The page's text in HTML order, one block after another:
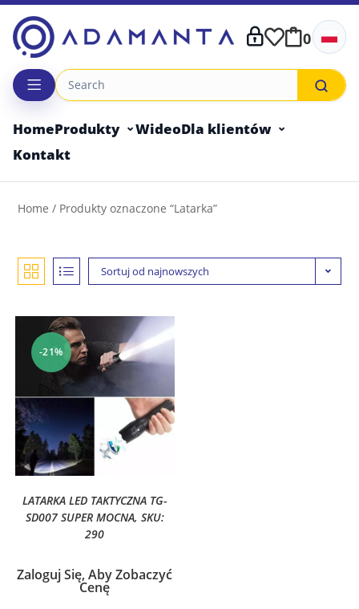
Skip
content
0
HomeProdukty WideoDla klientów
Kontakt
Home / Produkty oznaczone “Latarka”
Sortuj od najnowszych
-21%
LATARKA LED TAKTYCZNA TG-
SD007 SUPER MOCNA, SKU:
290
Zaloguj Się, Aby Zobaczyć
Cenę